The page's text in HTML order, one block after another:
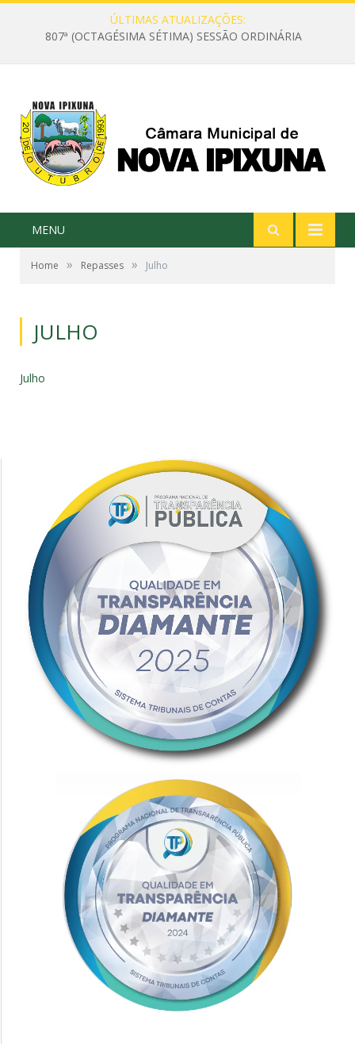
ÚLTIMAS ATUALIZAÇÕES:
807ª (OCTAGÉSIMA SÉTIMA) SESSÃO ORDINÁRIA
MENU
Home » Repasses » Julho
JULHO
Julho